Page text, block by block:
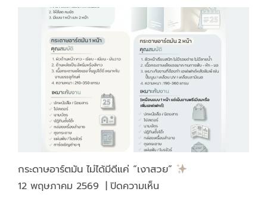
หรือ
ไม่
ทำไม
เครื่อง
ดื่ม
บาง
ชนิด
ต้อง
มี
“แสตมป์
สรรพ
สามิต”
ติด
บน
กระดาษอาร์ตมัน ไม่ได้มีดีแค่ “เงาสวย”
12 พฤษภาคม 2569 | ปิดความเห็นบน